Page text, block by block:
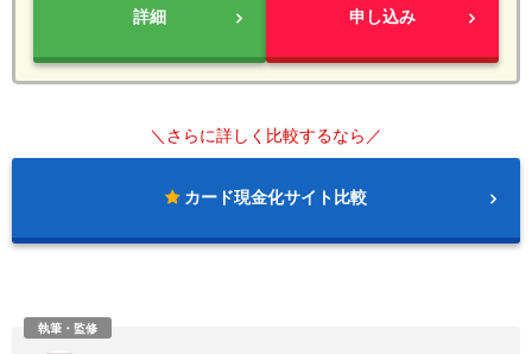
詳細 申し込み
＼さらに詳しく比較するなら／
カード現金化サイト比較
執筆・監修